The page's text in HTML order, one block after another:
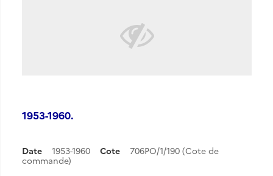
1953-1960.
Date 1953-1960 Cote
706PO/1/190 (Cote de
commande)